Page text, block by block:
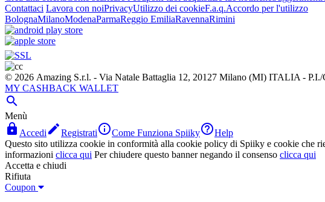
Contattaci Lavora con noiPrivacyUtilizzo dei cookieF.a.q.Accordo per l'utilizzo
BolognaMilanoModenaParmaReggio EmiliaRavennaRimini
© 2026 Amazing S.r.l. - Via Natale Battaglia 12, 20127 Milano (MI) ITALIA -
MY CASHBACK WALLET

Menù
 Accedi RegistratiCome Funziona SpiikyHelp
Questo sito utilizza cookie in conformità alla cookie policy di Spiiky e cookie che
informazioni clicca qui Per chiudere questo banner negando il consenso clicca qui
Accetta e chiudi
Rifiuta
Coupon